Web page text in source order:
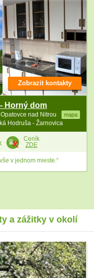
Horný dom
Opatovce nad Nitrou mapa
Hodruša - Žarnovica
Zobrazit kontakty
Ceník
ZDE
v jednom mieste.“
a zážitky v okolí